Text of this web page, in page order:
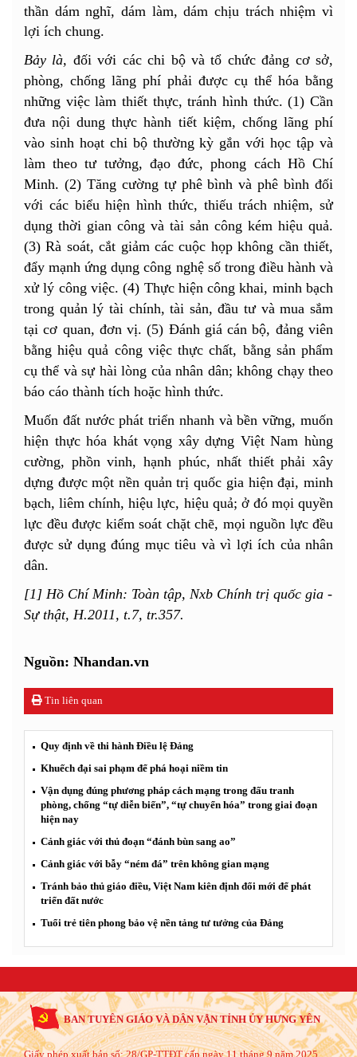
thần dám nghĩ, dám làm, dám chịu trách nhiệm vì
lợi ích chung.
Bảy là, đối với các chi bộ và tổ chức đảng cơ sở,
phòng, chống lãng phí phải được cụ thể hóa bằng
những việc làm thiết thực, tránh hình thức. (1) Cần
đưa nội dung thực hành tiết kiệm, chống lãng phí
vào sinh hoạt chi bộ thường kỳ gắn với học tập và
làm theo tư tưởng, đạo đức, phong cách Hồ Chí
Minh. (2) Tăng cường tự phê bình và phê bình đối
với các biểu hiện hình thức, thiếu trách nhiệm, sử
dụng thời gian công và tài sản công kém hiệu quả.
(3) Rà soát, cắt giảm các cuộc họp không cần thiết,
đẩy mạnh ứng dụng công nghệ số trong điều hành và
xử lý công việc. (4) Thực hiện công khai, minh bạch
trong quản lý tài chính, tài sản, đầu tư và mua sắm
tại cơ quan, đơn vị. (5) Đánh giá cán bộ, đảng viên
bằng hiệu quả công việc thực chất, bằng sản phẩm
cụ thể và sự hài lòng của nhân dân; không chạy theo
báo cáo thành tích hoặc hình thức.
Muốn đất nước phát triển nhanh và bền vững, muốn
hiện thực hóa khát vọng xây dựng Việt Nam hùng
cường, phồn vinh, hạnh phúc, nhất thiết phải xây
dựng được một nền quản trị quốc gia hiện đại, minh
bạch, liêm chính, hiệu lực, hiệu quả; ở đó mọi quyền
lực đều được kiểm soát chặt chẽ, mọi nguồn lực đều
được sử dụng đúng mục tiêu và vì lợi ích của nhân
dân.
[1] Hồ Chí Minh: Toàn tập, Nxb Chính trị quốc gia -
Sự thật, H.2011, t.7, tr.357.
Nguồn: Nhandan.vn
Tin liên quan
Quy định về thi hành Điều lệ Đảng
Khuếch đại sai phạm để phá hoại niềm tin
Vận dụng đúng phương pháp cách mạng trong đấu tranh
phòng, chống “tự diễn biến”, “tự chuyển hóa” trong giai đoạn
hiện nay
Cảnh giác với thủ đoạn “đánh bùn sang ao”
Cảnh giác với bẫy “ném đá” trên không gian mạng
Tránh bảo thủ giáo điều, Việt Nam kiên định đổi mới để phát
triển đất nước
Tuổi trẻ tiên phong bảo vệ nền tảng tư tưởng của Đảng
BAN TUYÊN GIÁO VÀ DÂN VẬN TỈNH ỦY HƯNG YÊN
Giấy phép xuất bản số: 28/GP-TTĐT cấp ngày 11 tháng 9 năm 2025